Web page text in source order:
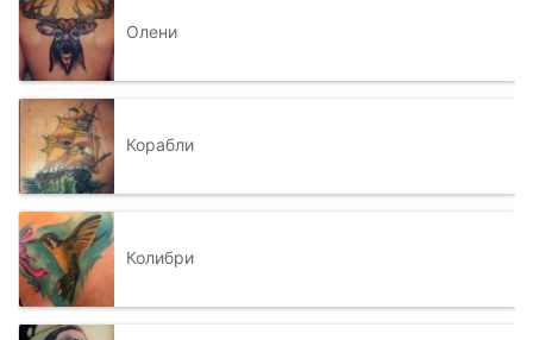
Олени
Корабли
Колибри